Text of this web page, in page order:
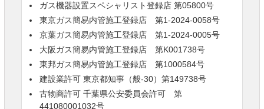
ガス機器設置スペシャリスト登録店 第05800号
東京ガス簡易内管施工登録店 第1-2024-0058号
京葉ガス簡易内管施工登録店 第1-2024-0005号
大阪ガス簡易内管施工登録店 第K001738号
東邦ガス簡易内管施工登録店 第1000584号
建設業許可 東京都知事（般-30）第149738号
古物商許可 千葉県公安委員会許可 第
441080001032号